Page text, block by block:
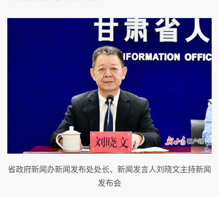
省政府新闻办新闻发布处处长、新闻发言人刘晓文主持新闻
发布会